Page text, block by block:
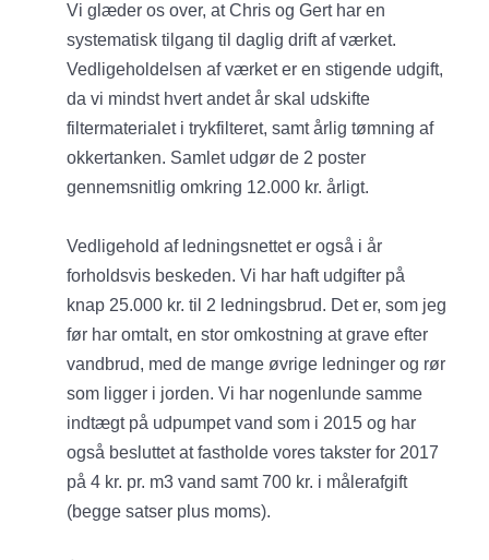
Vi glæder os over, at Chris og Gert har en
systematisk tilgang til daglig drift af værket.
Vedligeholdelsen af værket er en stigende udgift,
da vi mindst hvert andet år skal udskifte
filtermaterialet i trykfilteret, samt årlig tømning af
okkertanken. Samlet udgør de 2 poster
gennemsnitlig omkring 12.000 kr. årligt.
Vedligehold af ledningsnettet er også i år
forholdsvis beskeden. Vi har haft udgifter på
knap 25.000 kr. til 2 ledningsbrud. Det er, som jeg
før har omtalt, en stor omkostning at grave efter
vandbrud, med de mange øvrige ledninger og rør
som ligger i jorden. Vi har nogenlunde samme
indtægt på udpumpet vand som i 2015 og har
også besluttet at fastholde vores takster for 2017
på 4 kr. pr. m3 vand samt 700 kr. i målerafgift
(begge satser plus moms).